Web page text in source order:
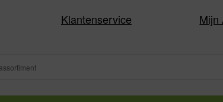
Klantenservice Mijn